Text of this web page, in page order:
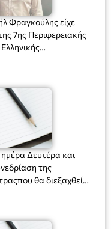
Φραγκούλης είχε
7ης Περιφερειακής
Λ.Σ. κ. Ιωάννη
Δευτέρα και
της
θα διεξαχθεί
31 στην αίθουσα
θέματα: